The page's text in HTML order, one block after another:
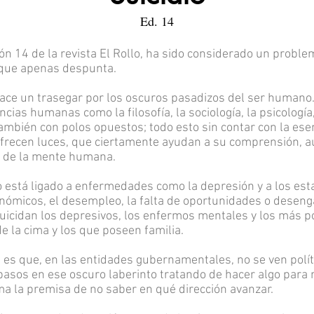
Ed. 14
14 de la revista El Rollo, ha sido considerado un
apenas despunta.
un trasegar por los oscuros pasadizos del ser
humanas como la filosofía, la sociología, la
con polos opuestos; todo esto sin contar con la
luces, que ciertamente ayudan a su comprensión,
la mente humana.
ligado a enfermedades como la depresión y a los
el desempleo, la falta de oportunidades o
los depresivos, los enfermos mentales y los más
la cima y los que poseen familia.
que, en las entidades gubernamentales, no se ven
en ese oscuro laberinto tratando de hacer algo
la premisa de no saber en qué dirección avanzar.